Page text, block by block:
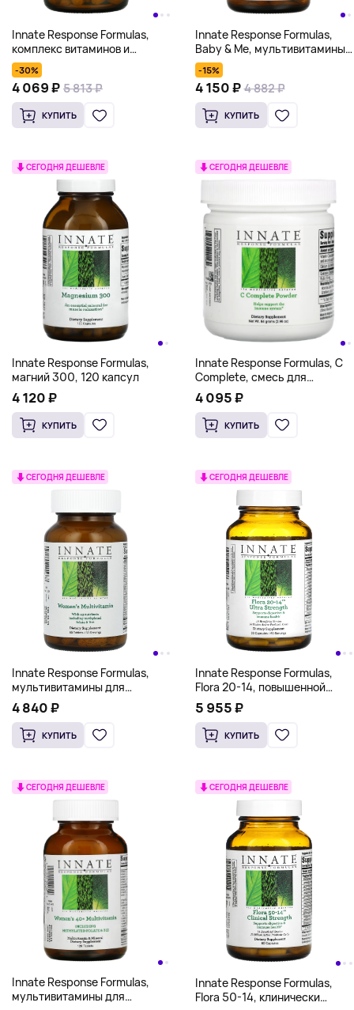
Innate Response Formulas,
комплекс витаминов и
микроэлементов для мужчин
старше 40 лет, для приема
один раз в день, без железа,
60 таблеток
-30%
4 069 ₽ 5 813 ₽
КУПИТЬ
Innate Response Formulas,
Baby & Me, мультивитамины,
60 таблеток
-15%
4 150 ₽ 4 882 ₽
КУПИТЬ
СЕГОДНЯ ДЕШЕВЛЕ
Innate Response Formulas,
магний 300, 120 капсул
4 120 ₽
КУПИТЬ
СЕГОДНЯ ДЕШЕВЛЕ
Innate Response Formulas, C
Complete, смесь для
поддержки иммунитета с
витамином С в порошке, 84 г
(2,96 унции)
4 095 ₽
КУПИТЬ
СЕГОДНЯ ДЕШЕВЛЕ
Innate Response Formulas,
мультивитамины для
женщин, 60 таблеток
4 840 ₽
КУПИТЬ
СЕГОДНЯ ДЕШЕВЛЕ
Innate Response Formulas,
Flora 20-14, повышенной
силы действия, 60 капсул
5 955 ₽
КУПИТЬ
СЕГОДНЯ ДЕШЕВЛЕ
Innate Response Formulas,
мультивитамины для
СЕГОДНЯ ДЕШЕВЛЕ
Innate Response Formulas,
Flora 50-14, клинически